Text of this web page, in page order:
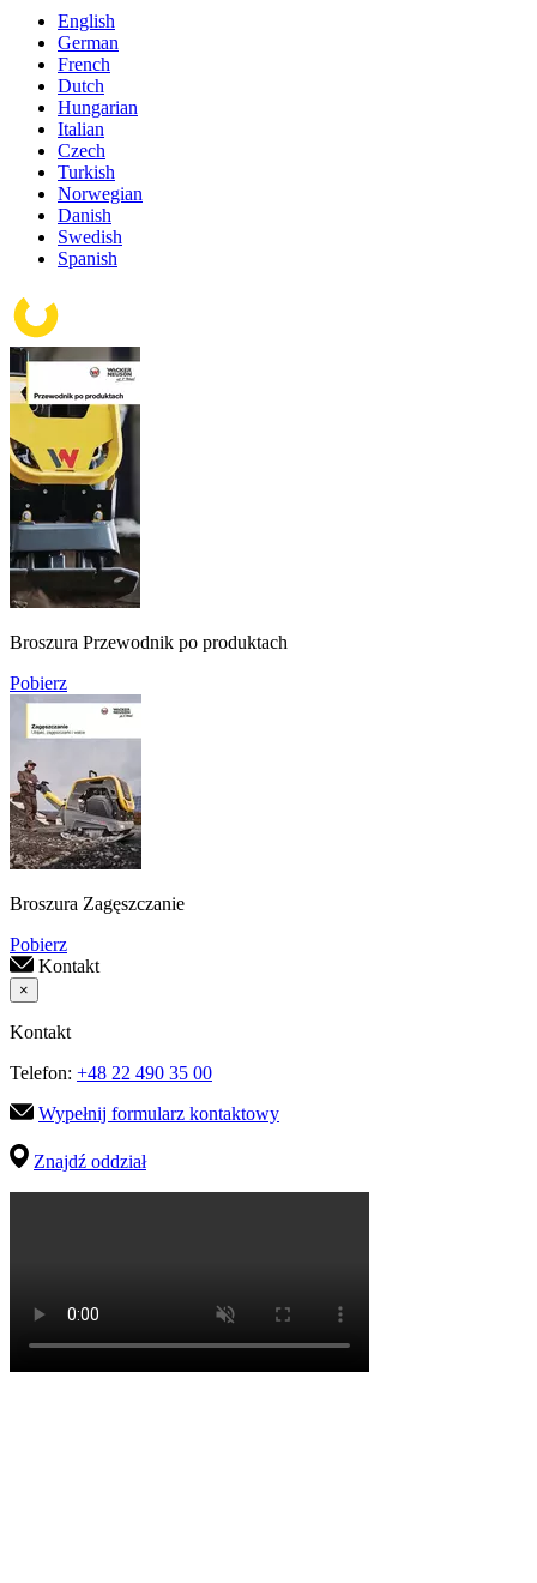
English
German
French
Dutch
Hungarian
Italian
Czech
Turkish
Norwegian
Danish
Swedish
Spanish
Broszura Przewodnik po produktach
Pobierz
Broszura Zagęszczanie
Pobierz
Kontakt
×
Kontakt
Telefon: +48 22 490 35 00
Wypełnij formularz kontaktowy
Znajdź oddział